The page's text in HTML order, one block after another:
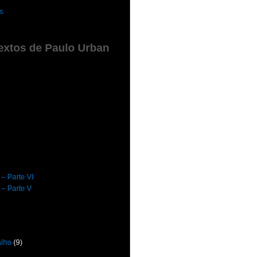
de Paulo Urban
Parte VI
Parte V
(9)